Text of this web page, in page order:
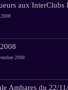
aux InterClubs
2008
Ambares du 22/